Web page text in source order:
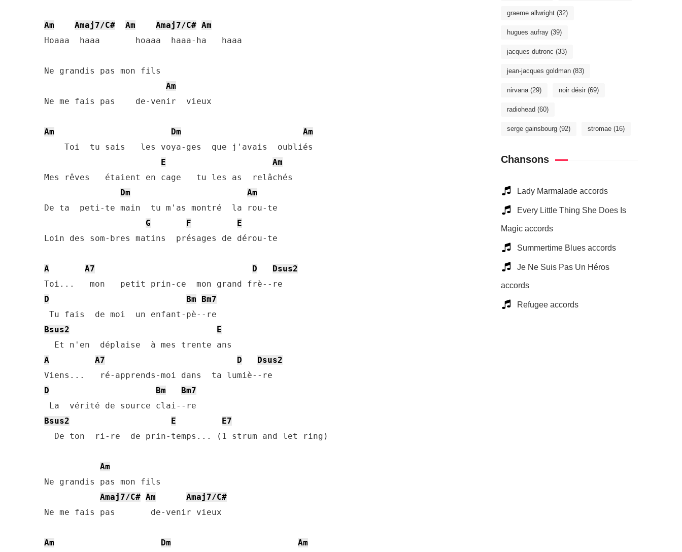
Am Amaj7/C# Am Amaj7/C# Am
Hoaaa  haaa       hoaaa  haaa-ha   haaa
Ne grandis pas mon fils
Am
Ne me fais pas    de-venir  vieux
Am Dm
Am
    Toi  tu sais   les voya-ges  que j'avais  oubliés
E
Am
Mes rêves   étaient en cage   tu les as  relâchés
Dm
Am
De ta  peti-te main  tu m'as montré  la rou-te
G
F
E
Loin des som-bres matins  présages de dérou-te
A A7 D
Dsus2
D
Bm
Bm7
Bsus2
E
A
A7 D
Dsus2
D
Bm
Bm7
Bsus2
E
E7
  De ton  ri-re  de prin-temps... (1 strum and let ring)
Am
Ne grandis pas mon fils
Amaj7/C# Am
Amaj7/C#
Ne me fais pas       de-venir vieux
Am Dm
Am
graeme allwright (32)
hugues aufray (39)
jacques dutronc (33)
jean-jacques goldman (83)
nirvana(29) noir désir (69)
radiohead (60)
serge gainsbourg (92) stromae (16)
Chansons
Lady Marmalade accords
Every Little Thing She Does Is
Magic accords
Summertime Blues accords
Je Ne Suis Pas Un Héros
accords
Refugee accords